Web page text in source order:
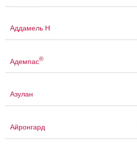
Аддамель Н
Адемпас®
Азулан
Айронгард